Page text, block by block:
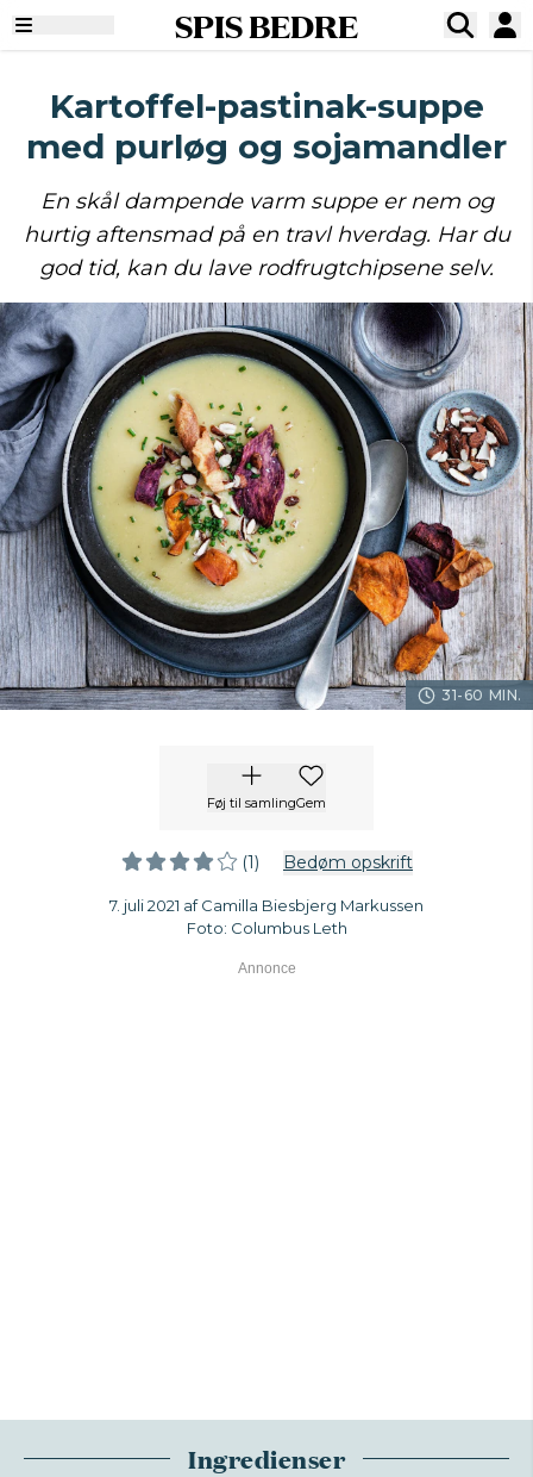
SPIS BEDRE
Kartoffel-pastinak-suppe
med purløg og sojamandler
En skål dampende varm suppe er nem og
hurtig aftensmad på en travl hverdag. Har du
god tid, kan du lave rodfrugtchipsene selv.
31-60 MIN.
Føj til samlingGem
(1) Bedøm opskrift
7. juli 2021 af Camilla Biesbjerg Markussen
Foto: Columbus Leth
Ingredienser